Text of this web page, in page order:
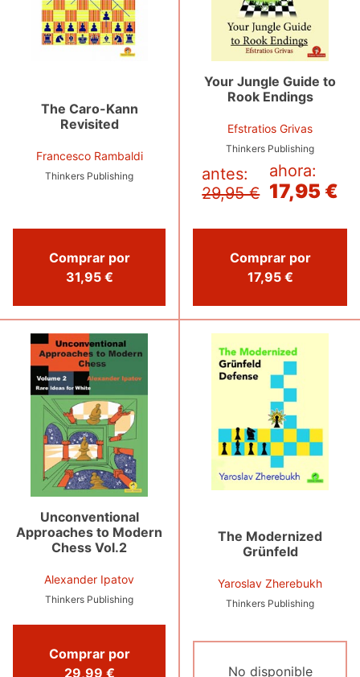
The Caro-Kann
Revisited
Francesco Rambaldi
Thinkers Publishing
Comprar por
31,95 €
Your Jungle Guide to
Rook Endings
Efstratios Grivas
Thinkers Publishing
antes:
29,95 €
ahora:
17,95 €
Comprar por
17,95 €
Unconventional
Approaches to Modern
Chess Vol.2
Alexander Ipatov
Thinkers Publishing
Comprar por
29,99 €
The Modernized
Grünfeld
Yaroslav Zherebukh
Thinkers Publishing
No disponible